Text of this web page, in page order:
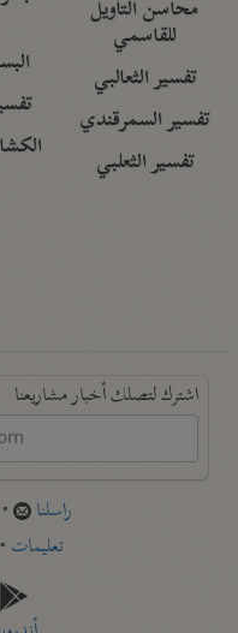
محاسن التأويل
للقاسمي
تفسير الثعالبي
تفسير السمرقندي
تفسير الثعلبي
اشترك لتصلك أخبار مشاريعنا
راسلنا
تعليمات •